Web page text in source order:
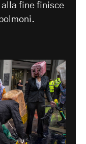
fine finisce